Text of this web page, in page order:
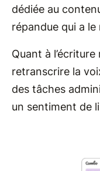
dédiée au
répandue qui a le
Quant à
retranscrire la
des tâches
un sentiment de